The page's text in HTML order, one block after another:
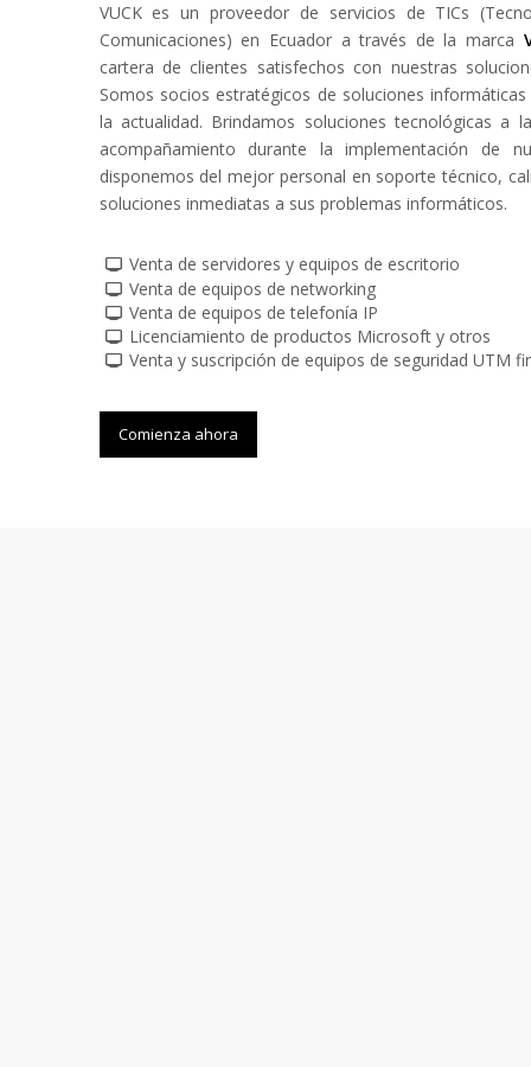
VUCK es un proveedor de servicios de TICs
Comunicaciones) en Ecuador a través de la marca
cartera de clientes satisfechos con nuestras
Somos socios estratégicos de soluciones
la actualidad. Brindamos soluciones tecnológicas a
acompañamiento durante la implementación de
disponemos del mejor personal en soporte técnico,
soluciones inmediatas a sus problemas informáticos.
Venta de servidores y equipos de escritorio
Venta de equipos de networking
Venta de equipos de telefonía IP
Licenciamiento de productos Microsoft y otros
Venta y suscripción de equipos de seguridad UTM
Comienza ahora